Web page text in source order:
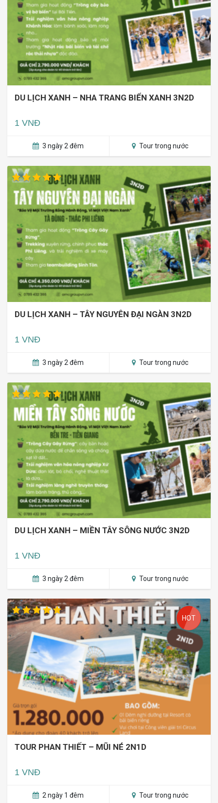
DU LỊCH XANH – NHA TRANG BIỂN XANH 3N2D
1 VNĐ
3 ngày 2 đêm Tour trong nước
DU LỊCH XANH – TÂY NGUYÊN ĐẠI NGÀN 3N2D
1 VNĐ
3 ngày 2 đêm Tour trong nước
DU LỊCH XANH – MIỀN TÂY SÔNG NƯỚC 3N2D
1 VNĐ
3 ngày 2 đêm Tour trong nước
HOT
TOUR PHAN THIẾT – MŨI NÉ 2N1D
1 VNĐ
2 ngày 1 đêm Tour trong nước